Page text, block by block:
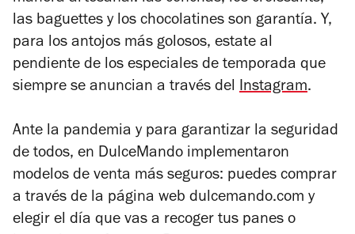
las baguettes y los chocolatines son garantía. Y,
para los antojos más golosos, estate al
pendiente de los especiales de temporada que
siempre se anuncian a través del Instagram.
Ante la pandemia y para garantizar la seguridad
de todos, en DulceMando implementaron
modelos de venta más seguros: puedes comprar
a través de la página web dulcemando.com y
elegir el día que vas a recoger tus panes o